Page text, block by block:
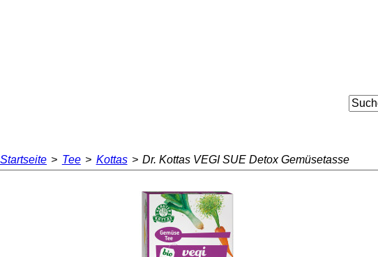
Startseite > Tee > Kottas > Dr. Kottas VEGI SUE Detox Gemüsetasse